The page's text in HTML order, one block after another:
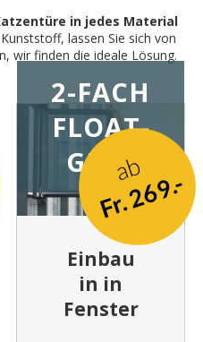
in jedes Material
lassen Sie sich von
wir finden die ideale Lösung.
2-FACH
FLOAT-
GLAS
Einbau
in in
Fenster
ab
Fr. 269.-